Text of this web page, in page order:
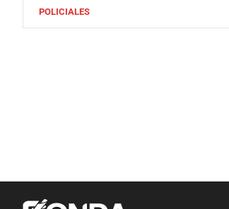
POLICIALES